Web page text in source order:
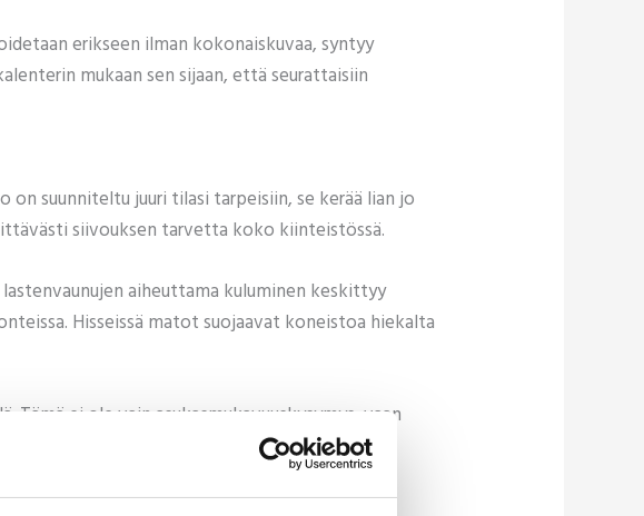
erikseen ilman kokonaiskuvaa, syntyy
mukaan sen sijaan, että seurattaisiin
suunniteltu juuri tilasi tarpeisiin, se kerää lian jo
siivouksen tarvetta koko kiinteistössä.
aiheuttama kuluminen keskittyy
Hisseissä matot suojaavat koneistoa hiekalta
ei ole vain asukasmukavuuskysymys, vaan
vaivaa.